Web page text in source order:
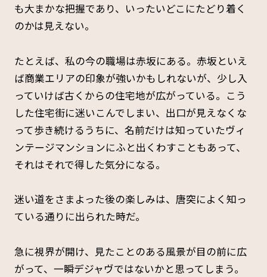
も大まかな把握であり、いったいどこにたどり着く
のかは見えない。
たとえば、私の今の職場は赤坂にある。赤坂といえ
ば商業エリアの印象が強いかもしれないが、少し入
っていけば古くからの住宅地が広がっている。こう
した住宅街に迷いこんでしまい、出口が見えなくな
って歩き続けるうちに、名前だけは知っていたヴィ
ンテージマンションにふと出くわすこともあって、
それはそれで得した気分になる。
迷い道をさまよった後の楽しみは、唐突によく知っ
ている通りに出られた時だ。
急に視界が開け、見たことのある風景が目の前に広
がって、一瞬デジャヴではないかと思ってしまう。